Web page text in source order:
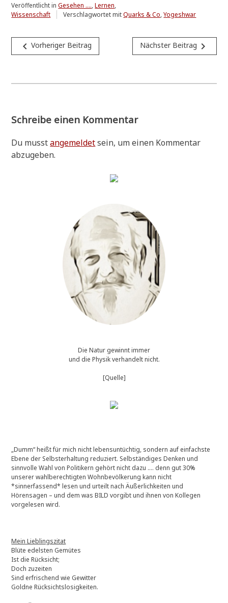
Veröffentlicht inGesehen ....,Lernen,
Wissenschaft
Verschlagwortet mitQuarks & Co,Yogeshwar
Beitragsnavigation
navigate_beforeVorheriger Beitrag Nächster Beitrag navigate_next
Schreibe einen Kommentar
Du musstangemeldetsein, um einen Kommentar
abzugeben.
Die Natur gewinnt immer
und die Physik verhandelt nicht.
[Quelle]
„Dumm“ heißt für mich nicht lebensuntüchtig, sondern auf einfachste
Ebene der Selbsterhaltung reduziert. Selbständiges Denken und
sinnvolle Wahl von Politikern gehört nicht dazu …. denn gut 30%
unserer wahlberechtigten Wohnbevölkerung kann nicht
*sinnerfassend* lesen und urteilt nach Äußerlichkeiten und
Hörensagen – und dem was BILD vorgibt und ihnen von Kollegen
vorgelesen wird.
Mein Lieblingszitat
Blüte edelsten Gemütes
Ist die Rücksicht;
Doch zuzeiten
Sind erfrischend wie Gewitter
Goldne Rücksichtslosigkeiten.